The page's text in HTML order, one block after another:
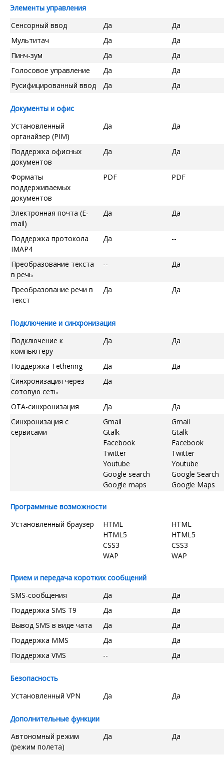
Элементы управления
Сенсорный ввод
Да
Да
Мультитач
Да
Да
Пинч-зум
Да
Да
Голосовое управление
Да
Да
Русифицированный ввод
Да Да
Документы и офис
Установленный
органайзер (PIM)
Да Да
Поддержка офисных
документов
Да Да
Форматы
поддерживаемых
документов
PDF PDF
Электронная почта (E-
mail)
Да Да
Поддержка протокола
IMAP4
Да --
Преобразование текста
в речь
-- Да
Преобразование речи в
текст
Да Да
Подключение и синхронизация
Подключение к
компьютеру
Да Да
Поддержка Tethering Да
Да
Синхронизация через
сотовую сеть
Да --
OTA-синхронизация Да
Да
Синхронизация с
сервисами
Gmail
Gtalk
Facebook
Twitter
Youtube
Google search
Google maps
Gmail
Gtalk
Facebook
Twitter
Youtube
Google Search
Google Maps
Программные возможности
Установленный браузер
HTML
HTML5
CSS3
WAP
HTML
HTML5
CSS3
WAP
Прием и передача коротких сообщений
SMS-сообщения
Да
Да
Поддержка SMS T9
Да
Да
Вывод SMS в виде чата
Да
Да
Поддержка MMS
Да
Да
Поддержка VMS
-- Да
Безопасность
Установленный VPN
Да Да
Дополнительные функции
Автономный режим
(режим полета)
Да Да